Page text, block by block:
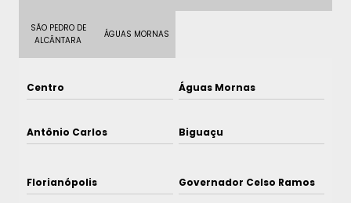
SÃO PEDRO DE
ALCÂNTARA
ÁGUAS MORNAS
Centro Águas Mornas
Antônio Carlos Biguaçu
Florianópolis Governador Celso Ramos